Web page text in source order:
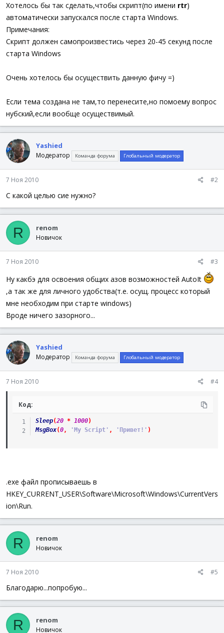
а
Хотелось бы так сделать,чтобы скрипт(по имени rtr)
автоматически запускался после старта Windows.
Примечания:
Скрипт должен самопроизвестись через 20-45 секунд после
старта Windows
Очень хотелось бы осуществить данную фичу =)
Если тема создана не там,то перенесите,но помоему вопрос
нубский,если вообще осуществимый.
Yashied
Модератор Команда форума Глобальный модератор
7 Ноя 2010 #2
С какой целью сие нужно?
R renom
Новичок
7 Ноя 2010 #3
Ну какбэ для освоения общих азов возможностей AutoIt
,а так же для личного удобства(т.е. осущ. процесс который
мне необходим при старте windows)
Вроде ничего зазорного...
Yashied
Модератор Команда форума Глобальный модератор
7 Ноя 2010 #4
Код:
Sleep(20 * 1000)
MsgBox(0, 'My Script' , 'Привет!' )
.exe файл прописываешь в
HKEY_CURRENT_USER\Software\Microsoft\Windows\CurrentVers
ion\Run.
R renom
Новичок
7 Ноя 2010 #5
Благодарю...попробую...
R renom
Новичок